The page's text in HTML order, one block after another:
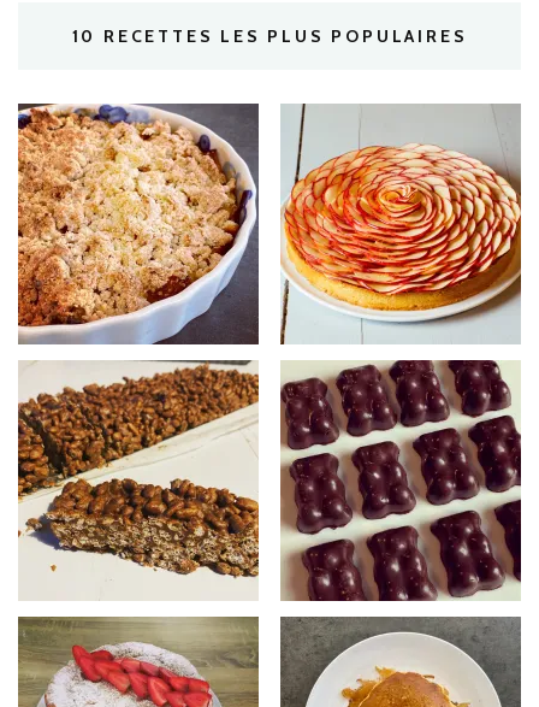
10 RECETTES LES PLUS POPULAIRES